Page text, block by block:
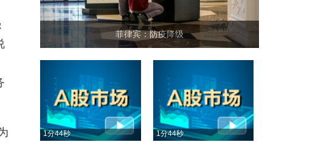
菲律宾：防疫降级
1分44秒
1分44秒